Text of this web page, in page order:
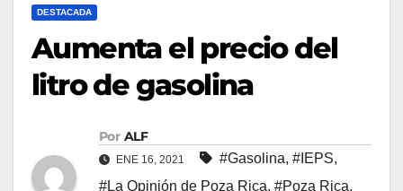
DESTACADA
Aumenta el precio del
litro de gasolina
Por ALF
ENE 16, 2021 #Gasolina, #IEPS,
#La Opinión de Poza Rica, #Poza Rica,